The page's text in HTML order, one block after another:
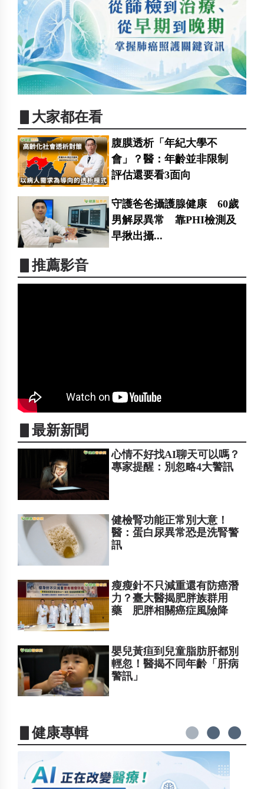
▋大家都在看
腹膜透析「年紀大學不
會」？醫：年齡並非限制
評估還要看3面向
守護爸爸攝護腺健康 60歲
男解尿異常 靠PHI檢測及
早揪出攝...
▋推薦影音
▋最新新聞
心情不好找AI聊天可以嗎？
專家提醒：別忽略4大警訊
健檢腎功能正常別大意！
醫：蛋白尿異常恐是洗腎警
訊
瘦瘦針不只減重還有防癌潛
力？臺大醫揭肥胖族群用
藥 肥胖相關癌症風險降
嬰兒黃疸到兒童脂肪肝都別
輕忽！醫揭不同年齡「肝病
警訊」
▋健康專輯